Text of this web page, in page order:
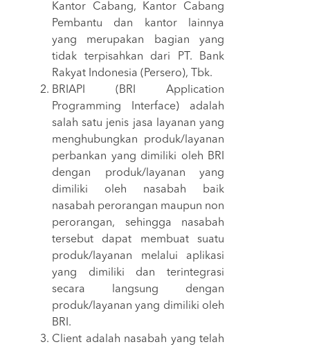
Kantor Cabang, Kantor Cabang
Pembantu dan kantor lainnya
yang merupakan bagian yang
tidak terpisahkan dari PT. Bank
Rakyat Indonesia (Persero), Tbk.
BRIAPI (BRI Application
Programming Interface) adalah
salah satu jenis jasa layanan yang
menghubungkan produk/layanan
perbankan yang dimiliki oleh BRI
dengan produk/layanan yang
dimiliki oleh nasabah baik
nasabah perorangan maupun non
perorangan, sehingga nasabah
tersebut dapat membuat suatu
produk/layanan melalui aplikasi
yang dimiliki dan terintegrasi
secara langsung dengan
produk/layanan yang dimiliki oleh
BRI.
Client adalah nasabah yang telah